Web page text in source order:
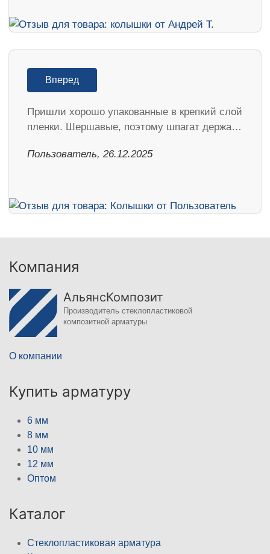
Вперед
Пришли хорошо упакованные в крепкий слой
пленки. Шершавые, поэтому шпагат держа…
Пользователь, 26.12.2025
Компания
АльянсКомпозит
Производитель стеклопластиковой
композитной арматуры
О компании
Купить арматуру
6 мм
8 мм
10 мм
12 мм
Оптом
Каталог
Стеклопластиковая арматура